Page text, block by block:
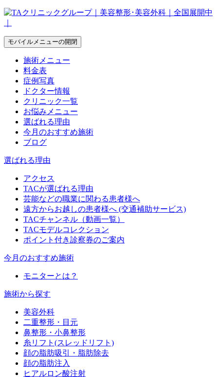
モバイルメニューの開閉
施術メニュー
料金表
症例写真
ドクター情報
クリニック一覧
お悩みメニュー
選ばれる理由
今月のおすすめ施術
ブログ
選ばれる理由
アクセス
TACが選ばれる理由
芸能などの職業に関わる患者様へ
遠方からお越しの患者様へ (交通補助サービス)
TACチャンネル（動画一覧）
TACモデルコレクション
ポイント付き診察券のご案内
今月のおすすめ施術
モニターとは？
施術から探す
美容外科
二重整形・目元
鼻整形・小鼻整形
糸リフト(スレッドリフト)
顔の脂肪吸引・脂肪除去
顔の脂肪注入
ヒアルロン酸注射